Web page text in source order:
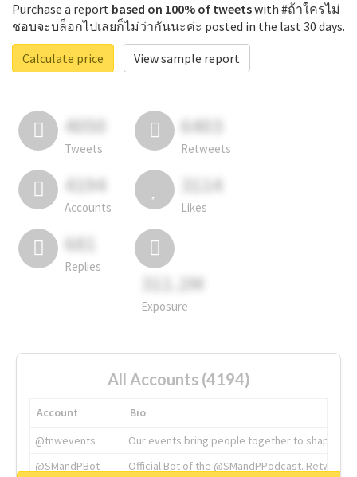
Purchase a report based on 100% of tweetswith #ถ้าใครไม่
ชอบจะบล็อกไปเลยก็ไม่ว่ากันนะค่ะ posted in the last 30 days.
Calculate price
View sample report
4050
Tweets
6403
Retweets
4194
Accounts
3114
Likes
681
Replies
311.2M
Exposure
All Accounts (4194)
Account
Bio
@tnwevents
Our events bring people together to shape the
@SMandPBot
Official Bot of the @SMandPPodcast.